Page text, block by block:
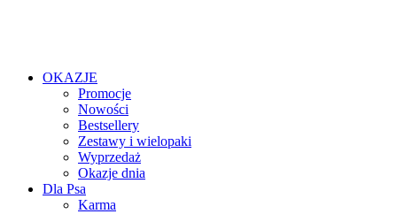
OKAZJE
Promocje
Nowości
Bestsellery
Zestawy i wielopaki
Wyprzedaż
Okazje dnia
Dla Psa
Karma